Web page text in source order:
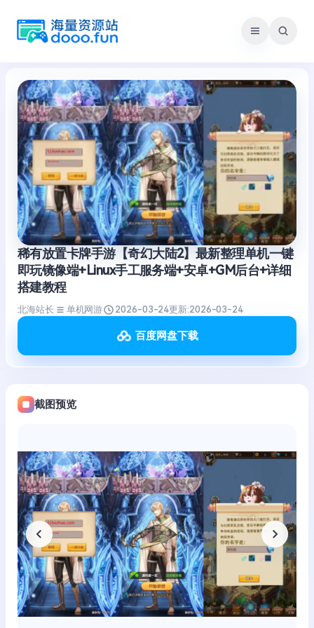
稀有放置卡牌手游【奇幻大陆2】最新整理单机一键
即玩镜像端+Linux手工服务端+安卓+GM后台+详细
搭建教程
北海站长 单机网游 2026-03-24更新:2026-03-24
百度网盘下载
截图预览